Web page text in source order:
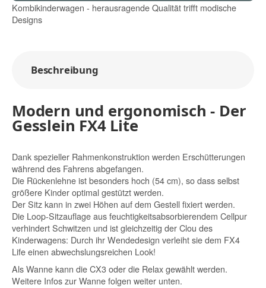
Kombikinderwagen - herausragende Qualität trifft modische
Designs
Beschreibung
Modern und ergonomisch - Der
Gesslein FX4 Lite
Dank spezieller Rahmenkonstruktion werden Erschütterungen
während des Fahrens abgefangen.
Die Rückenlehne ist besonders hoch (54 cm), so dass selbst
größere Kinder optimal gestützt werden.
Der Sitz kann in zwei Höhen auf dem Gestell fixiert werden.
Die Loop-Sitzauflage aus feuchtigkeitsabsorbierendem Cellpur
verhindert Schwitzen und ist gleichzeitig der Clou des
Kinderwagens: Durch ihr Wendedesign verleiht sie dem FX4
Life einen abwechslungsreichen Look!
Als Wanne kann die CX3 oder die Relax gewählt werden.
Weitere Infos zur Wanne folgen weiter unten.